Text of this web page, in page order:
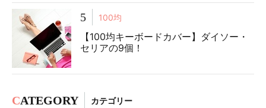
5 100均
【100均キーボードカバー】ダイソー・
セリアの9個！
CATEGORY カテゴリー